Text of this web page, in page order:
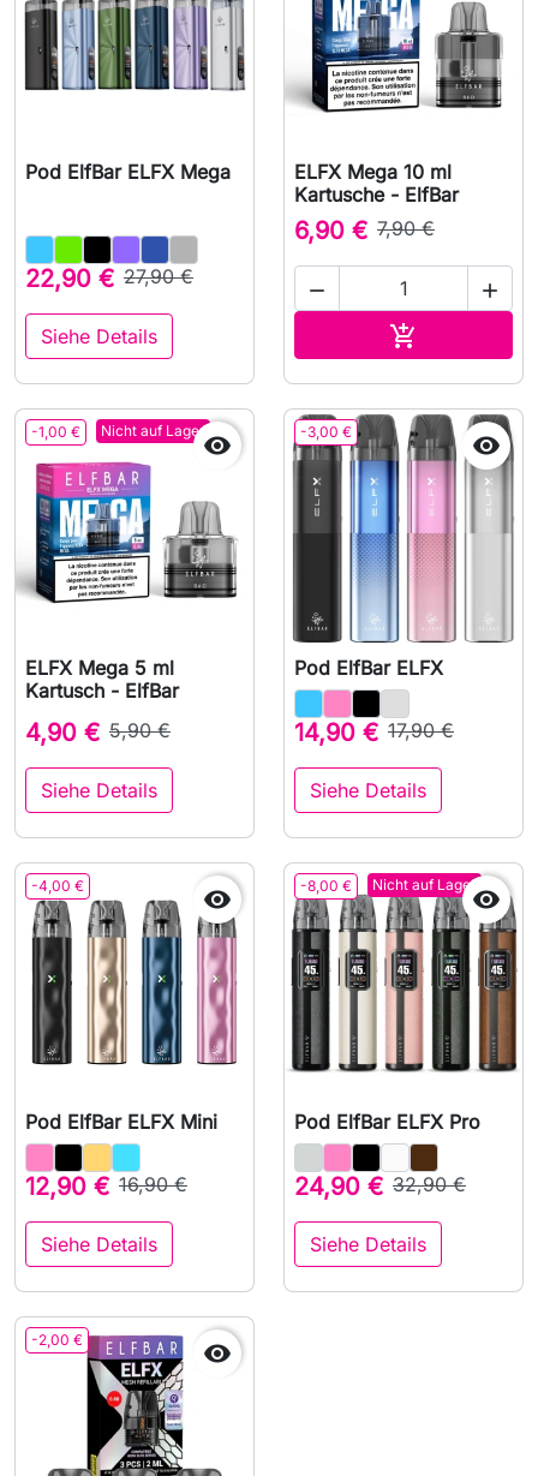
Pod ElfBar ELFX Mega
22,90 € 27,90 €
Siehe Details
ELFX Mega 10 ml
Kartusche - ElfBar
6,90 € 7,90 €
 

-1,00 € Nicht auf Lager

ELFX Mega 5 ml
Kartusch - ElfBar
4,90 € 5,90 €
Siehe Details
-3,00 € 
Pod ElfBar ELFX
14,90 € 17,90 €
Siehe Details
-4,00 € 
Pod ElfBar ELFX Mini
12,90 € 16,90 €
Siehe Details
-8,00 € Nicht auf Lager

Pod ElfBar ELFX Pro
24,90 € 32,90 €
Siehe Details
-2,00 € 